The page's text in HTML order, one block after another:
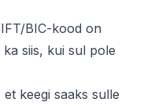
BIC-kood on
siis, kui sul pole
keegi saaks sulle